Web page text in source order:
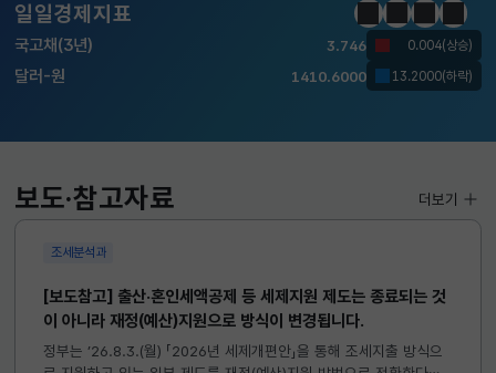
일일경제지표
국고채(3년) 3.746 0.004(상승)
달러-원 1410.6000 13.2000(하락)
KOSPI
국고채(3년)
정지이전다음일일경
보도·참고자료
조세분석과
[보도참고] 출산·혼인세액공제 등 세제지원 제도는 종료되는 것
이 아니라 재정(예산)지원으로 방식이 변경됩니다.
정부는 ’26.8.3.(월) 「2026년 세제개편안」을 통해 조세지출 방식으
더보기